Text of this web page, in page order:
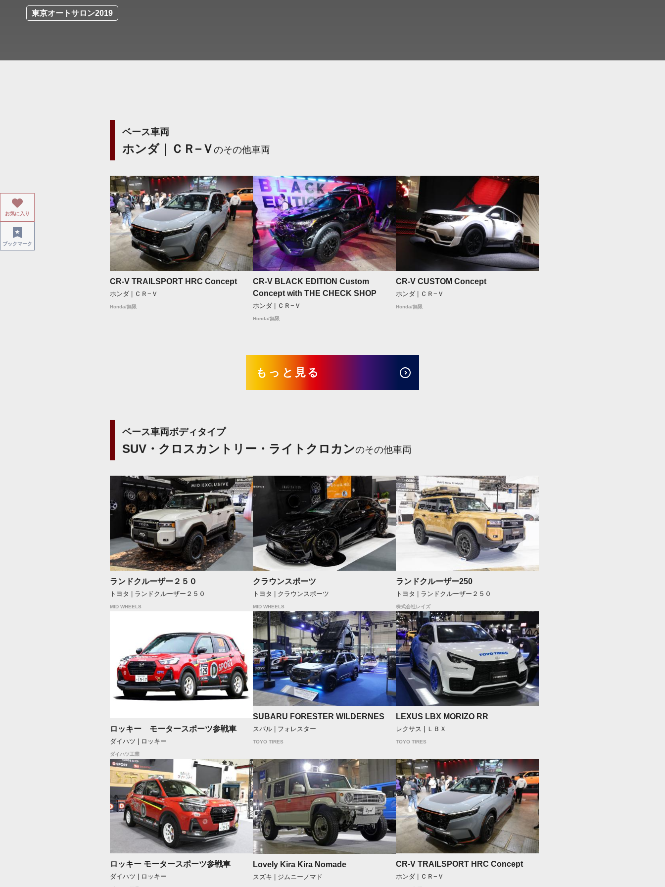
東京オートサロン2019
ベース車両
ホンダ｜ＣＲ−Ｖのその他車両
CR-V TRAILSPORT HRC Concept
ホンダ | ＣＲ−Ｖ
Honda/無限
CR-V BLACK EDITION Custom
Concept with THE CHECK SHOP
ホンダ | ＣＲ−Ｖ
Honda/無限
CR-V CUSTOM Concept
ホンダ | ＣＲ−Ｖ
Honda/無限
もっと見る
ベース車両ボディタイプ
SUV・クロスカントリー・ライトクロカンのその他車両
ランドクルーザー２５０
トヨタ | ランドクルーザー２５０
MID WHEELS
クラウンスポーツ
トヨタ | クラウンスポーツ
MID WHEELS
ランドクルーザー250
トヨタ | ランドクルーザー２５０
株式会社レイズ
ロッキー モータースポーツ参戦車
ダイハツ | ロッキー
ダイハツ工業
SUBARU FORESTER WILDERNES
スバル | フォレスター
TOYO TIRES
LEXUS LBX MORIZO RR
レクサス | ＬＢＸ
TOYO TIRES
ロッキー モータースポーツ参戦車
ダイハツ | ロッキー
Lovely Kira Kira Nomade
スズキ | ジムニーノマド
CR-V TRAILSPORT HRC Concept
ホンダ | ＣＲ−Ｖ
お気に入り
ブックマーク